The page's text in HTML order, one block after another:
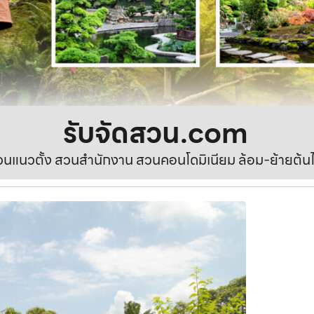
รับจัดสวน.com
แนวตั้ง สวนสำนักงาน สวนคอนโดมิเนียม ล้อม-ย้ายต้น